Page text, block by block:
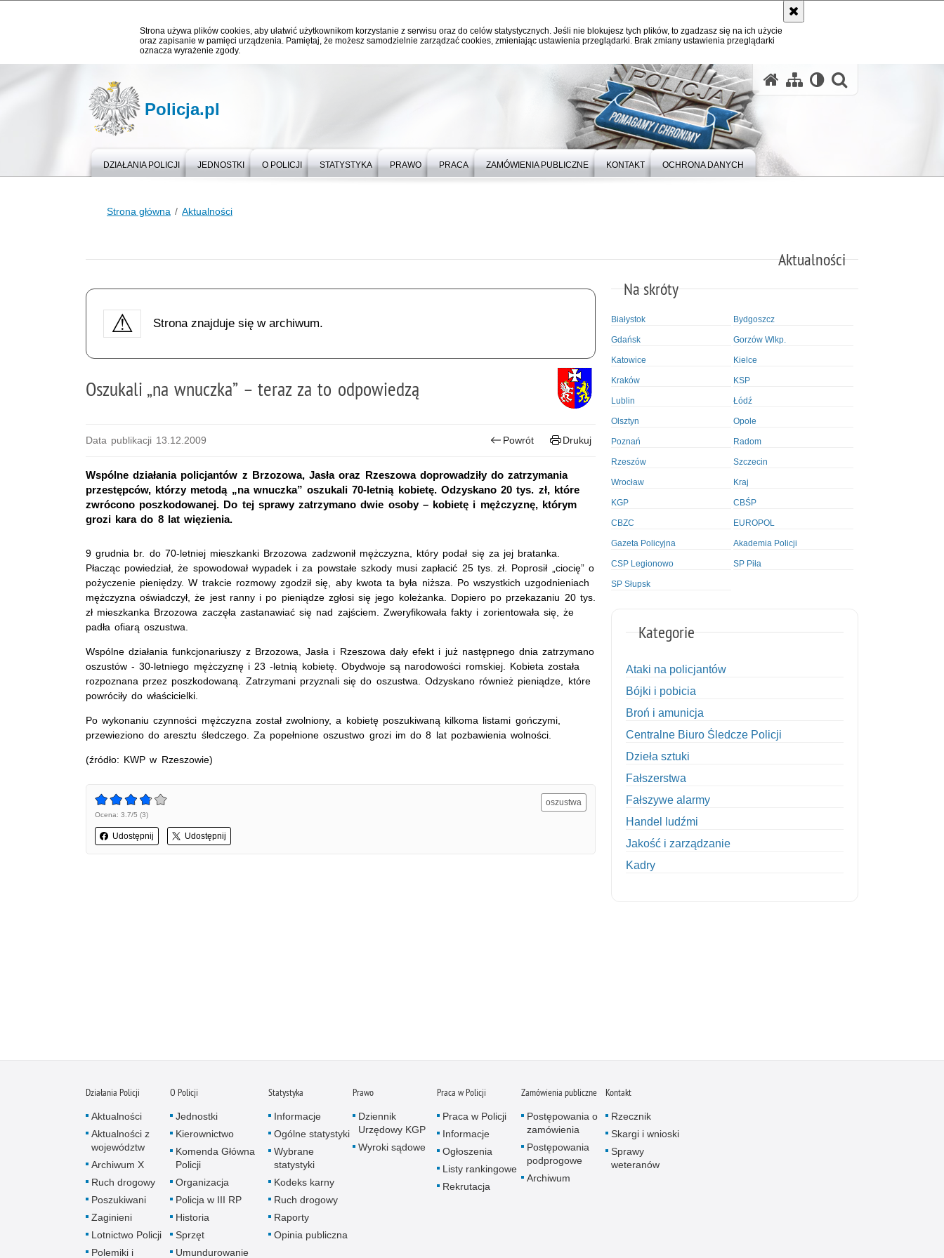
Strona używa plików cookies, aby ułatwić użytkownikom korzystanie z serwisu oraz do celów statystycznych. Jeśli nie blokujesz tych plików, to zgadzasz się na ich użycie
oraz zapisanie w pamięci urządzenia. Pamiętaj, że możesz samodzielnie zarządzać cookies, zmieniając ustawienia przeglądarki. Brak zmiany ustawienia przeglądarki
oznacza wyrażenie zgody.
Policja.pl
DZIAŁANIA POLICJI JEDNOSTKI O POLICJI STATYSTYKA PRAWO PRACA ZAMÓWIENIA PUBLICZNE KONTAKT OCHRONA DANYCH
Strona główna Aktualności
Aktualności
Strona znajduje się w archiwum.
Oszukali „na wnuczka” – teraz za to odpowiedzą
Data publikacji 13.12.2009 Powrót Drukuj
Wspólne działania policjantów z Brzozowa, Jasła oraz Rzeszowa doprowadziły do zatrzymania
przestępców, którzy metodą „na wnuczka” oszukali 70-letnią kobietę. Odzyskano 20 tys. zł, które
zwrócono poszkodowanej. Do tej sprawy zatrzymano dwie osoby – kobietę i mężczyznę, którym
grozi kara do 8 lat więzienia.
9 grudnia br. do 70-letniej mieszkanki Brzozowa zadzwonił mężczyzna, który podał się za jej bratanka.
Płacząc powiedział, że spowodował wypadek i za powstałe szkody musi zapłacić 25 tys. zł. Poprosił „ciocię” o
pożyczenie pieniędzy. W trakcie rozmowy zgodził się, aby kwota ta była niższa. Po wszystkich uzgodnieniach
mężczyzna oświadczył, że jest ranny i po pieniądze zgłosi się jego koleżanka. Dopiero po przekazaniu 20 tys.
zł mieszkanka Brzozowa zaczęła zastanawiać się nad zajściem. Zweryfikowała fakty i zorientowała się, że
padła ofiarą oszustwa.
Wspólne działania funkcjonariuszy z Brzozowa, Jasła i Rzeszowa dały efekt i już następnego dnia zatrzymano
oszustów - 30-letniego mężczyznę i 23 -letnią kobietę. Obydwoje są narodowości romskiej. Kobieta została
rozpoznana przez poszkodowaną. Zatrzymani przyznali się do oszustwa. Odzyskano również pieniądze, które
powróciły do właścicielki.
Po wykonaniu czynności mężczyzna został zwolniony, a kobietę poszukiwaną kilkoma listami gończymi,
przewieziono do aresztu śledczego. Za popełnione oszustwo grozi im do 8 lat pozbawienia wolności.
(źródło: KWP w Rzeszowie)
Ocena: 3.7/5 (3)
Udostępnij Udostępnij
oszustwa
Na skróty
Białystok Bydgoszcz
Gdańsk Gorzów Wlkp.
Katowice Kielce
Kraków KSP
Lublin Łódź
Olsztyn Opole
Poznań Radom
Rzeszów Szczecin
Wrocław Kraj
KGP CBŚP
CBZC EUROPOL
Gazeta Policyjna Akademia Policji
CSP Legionowo SP Piła
SP Słupsk
Kategorie
Ataki na policjantów
Bójki i pobicia
Broń i amunicja
Centralne Biuro Śledcze Policji
Dzieła sztuki
Fałszerstwa
Fałszywe alarmy
Handel ludźmi
Jakość i zarządzanie
Kadry
Nietrzeźwi kierujący
Nietrzeźwi opiekunowie
Działania Policji
Aktualności
Aktualności z
województw
Archiwum X
Ruch drogowy
Poszukiwani
Zaginieni
Lotnictwo Policji
Polemiki i
O Policji
Jednostki
Kierownictwo
Komenda Główna
Policji
Organizacja
Policja w III RP
Historia
Sprzęt
Umundurowanie
Statystyka
Informacje
Ogólne statystyki
Wybrane
statystyki
Kodeks karny
Ruch drogowy
Raporty
Opinia publiczna
Prawo
Dziennik
Urzędowy KGP
Wyroki sądowe
Praca w Policji
Praca w Policji
Informacje
Ogłoszenia
Listy rankingowe
Rekrutacja
Zamówienia publiczne
Postępowania o
zamówienia
Postępowania
podprogowe
Archiwum
Kontakt
Rzecznik
Skargi i wnioski
Sprawy
weteranów